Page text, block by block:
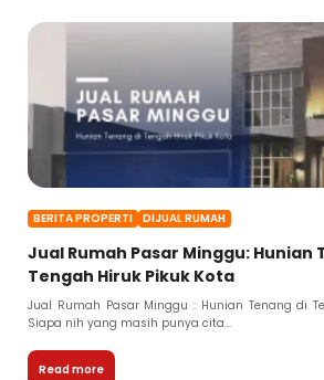
BERITA PROPERTI DIJUAL RUMAH
Jual Rumah Pasar Minggu: Hunian
Tengah Hiruk Pikuk Kota
Jual Rumah Pasar Minggu : Hunian Tenang di
Siapa nih yang masih punya cita...
Read more